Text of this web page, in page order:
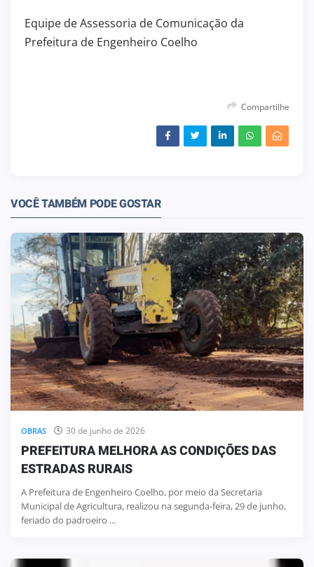
Equipe de Assessoria de Comunicação da
Prefeitura de Engenheiro Coelho
Compartilhe
VOCÊ TAMBÉM PODE GOSTAR
OBRAS 30 de junho de 2026
PREFEITURA MELHORA AS CONDIÇÕES DAS
ESTRADAS RURAIS
A Prefeitura de Engenheiro Coelho, por meio da Secretaria
Municipal de Agricultura, realizou na segunda-feira, 29 de junho,
feriado do padroeiro ...